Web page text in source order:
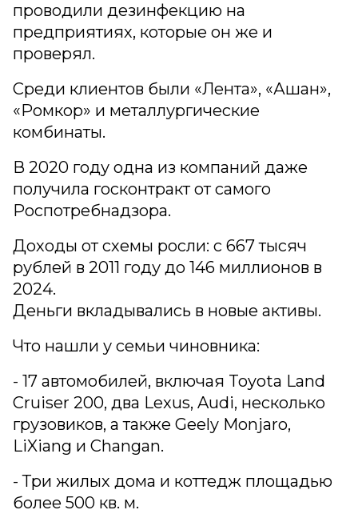
проводили дезинфекцию на
предприятиях, которые он же и
проверял.
Среди клиентов были «Лента», «Ашан»,
«Ромкор» и металлургические
комбинаты.
В 2020 году одна из компаний даже
получила госконтракт от самого
Роспотребнадзора.
Доходы от схемы росли: с 667 тысяч
рублей в 2011 году до 146 миллионов в
2024.
Деньги вкладывались в новые активы.
Что нашли у семьи чиновника:
- 17 автомобилей, включая Toyota Land
Cruiser 200, два Lexus, Audi, несколько
грузовиков, а также Geely Monjaro,
LiXiang и Changan.
- Три жилых дома и коттедж площадью
более 500 кв. м.